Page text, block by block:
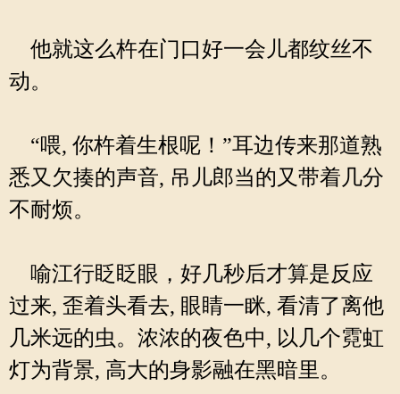
他就这么杵在门口好一会儿都纹丝不
动。
“喂, 你杵着生根呢！”耳边传来那道熟
悉又欠揍的声音, 吊儿郎当的又带着几分
不耐烦。
喻江行眨眨眼，好几秒后才算是反应
过来, 歪着头看去, 眼睛一眯, 看清了离他
几米远的虫。浓浓的夜色中, 以几个霓虹
灯为背景, 高大的身影融在黑暗里。